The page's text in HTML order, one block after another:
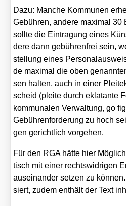
Dazu: Man­che Kom­mu­nen
Gebüh­ren, ande­re maxi­mal 30
soll­te die Ein­tra­gung eines
de­re dann gebüh­ren­frei sein,
stel­lung eines
de maxi­mal die oben
sen hal­ten, auch in einer
scheid (plei­te durch ekla­tan­te
kom­mu­na­len Ver­wal­tung, go
Gebüh­ren­for­de­rung zu hoch
gen gericht­lich vor­ge­hen.
Für den RGA hät­te hier
tisch mit einer rechts­wid­ri­gen
aus­ein­an­der set­zen zu
siert, zudem ent­hält der Text